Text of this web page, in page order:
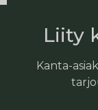
Liity
Kanta-